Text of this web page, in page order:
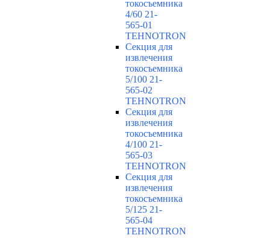
токосъемника
4/60 21-
565-01
TEHNOTRON
Секция для
извлечения
токосъемника
5/100 21-
565-02
TEHNOTRON
Секция для
извлечения
токосъемника
4/100 21-
565-03
TEHNOTRON
Секция для
извлечения
токосъемника
5/125 21-
565-04
TEHNOTRON